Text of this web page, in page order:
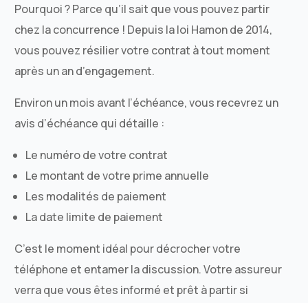
Pourquoi ? Parce qu’il sait que vous pouvez partir
chez la concurrence ! Depuis la loi Hamon de 2014,
vous pouvez résilier votre contrat à tout moment
après un an d’engagement.
Environ un mois avant l’échéance, vous recevrez un
avis d’échéance qui détaille :
Le numéro de votre contrat
Le montant de votre prime annuelle
Les modalités de paiement
La date limite de paiement
C’est le moment idéal pour décrocher votre
téléphone et entamer la discussion. Votre assureur
verra que vous êtes informé et prêt à partir si